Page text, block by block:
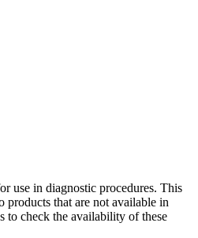
use in diagnostic procedures. This
products that are not available in
to check the availability of these